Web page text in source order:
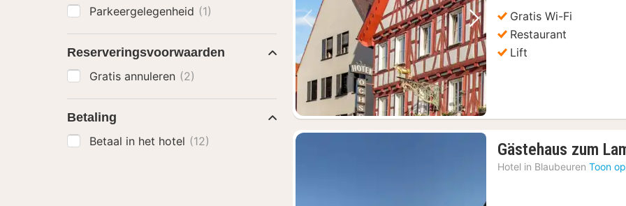
Vorige foto Volgende foto
Gratis Wi-Fi
Restaurant
Lift
Gästehaus zum
Hotel in Blaubeuren Toon
Parkeergelegenheid (1)
Reserveringsvoorwaarden
Gratis annuleren (2)
Betaling
Betaal in het hotel (12)